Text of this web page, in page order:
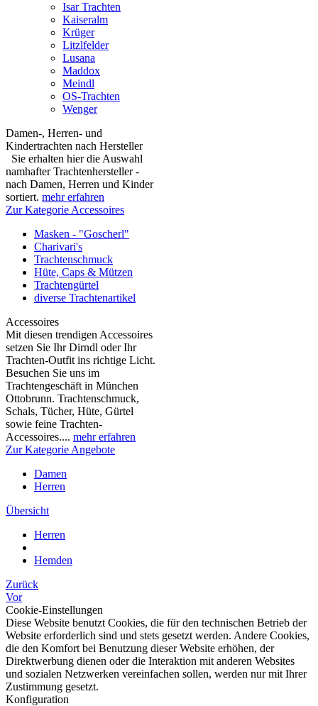
Isar Trachten
Kaiseralm
Krüger
Litzlfelder
Lusana
Maddox
Meindl
OS-Trachten
Wenger
Damen-, Herren- und
Kindertrachten nach Hersteller
Sie erhalten hier die Auswahl
namhafter Trachtenhersteller -
nach Damen, Herren und Kinder
sortiert. mehr erfahren
Zur Kategorie Accessoires
Masken - "Goscherl"
Charivari's
Trachtenschmuck
Hüte, Caps & Mützen
Trachtengürtel
diverse Trachtenartikel
Accessoires
Mit diesen trendigen Accessoires
setzen Sie Ihr Dirndl oder Ihr
Trachten-Outfit ins richtige Licht.
Besuchen Sie uns im
Trachtengeschäft in München
Ottobrunn. Trachtenschmuck,
Schals, Tücher, Hüte, Gürtel
sowie feine Trachten-
Accessoires.... mehr erfahren
Zur Kategorie Angebote
Damen
Herren
Übersicht
Herren
Hemden
Zurück
Vor
Cookie-Einstellungen
Diese Website benutzt Cookies, die für den technischen Betrieb der
Website erforderlich sind und stets gesetzt werden. Andere Cookies,
die den Komfort bei Benutzung dieser Website erhöhen, der
Direktwerbung dienen oder die Interaktion mit anderen Websites
und sozialen Netzwerken vereinfachen sollen, werden nur mit Ihrer
Zustimmung gesetzt.
Konfiguration